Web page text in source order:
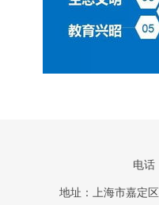
电话
地址：上海市嘉定